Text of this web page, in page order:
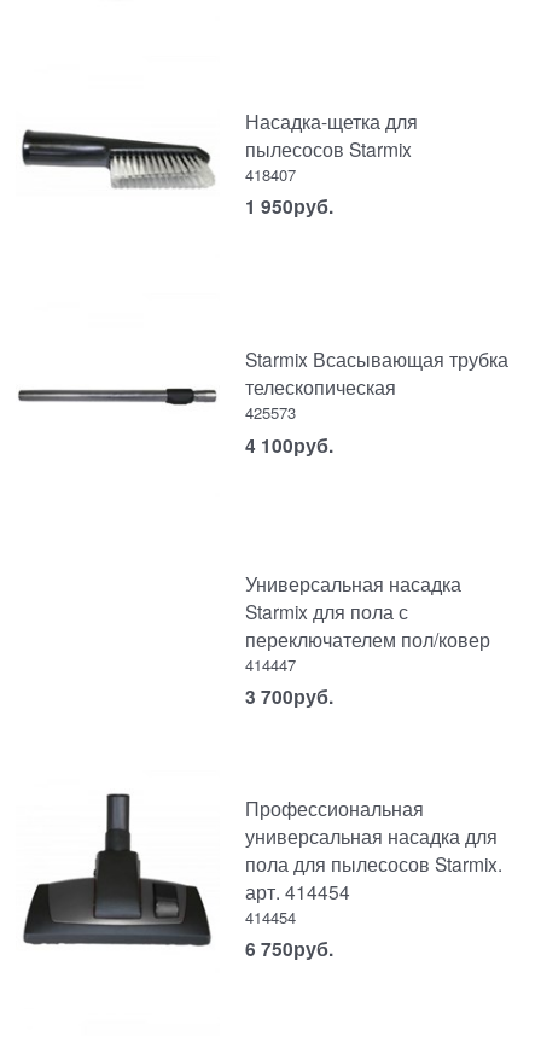
Насадка-щетка для
пылесосов Starmix
418407
1 950руб.
Starmix Всасывающая трубка
телескопическая
425573
4 100руб.
Универсальная насадка
Starmix для пола с
переключателем пол/ковер
414447
3 700руб.
Профессиональная
универсальная насадка для
пола для пылесосов Starmix.
арт. 414454
414454
6 750руб.